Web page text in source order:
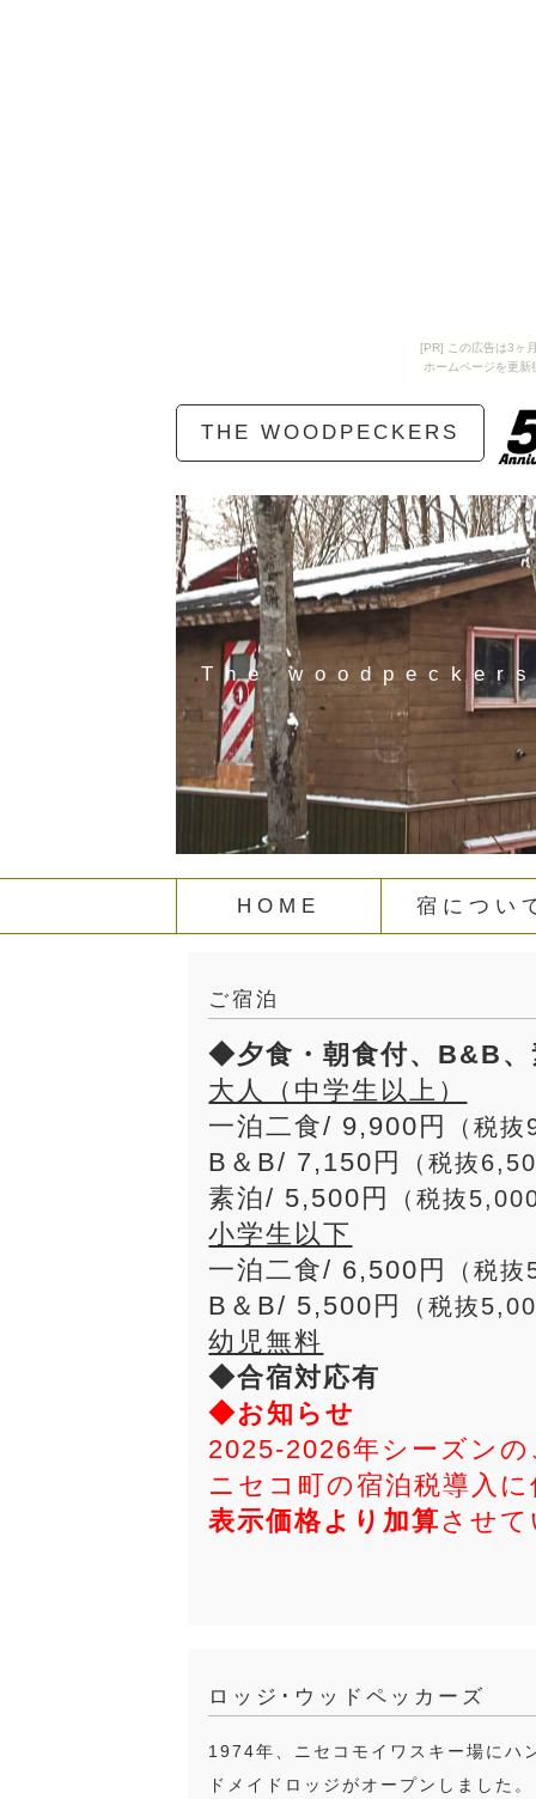
[PR] この広告は3ヶ
ホームページを更
THE WOODPECKERS
The
HOME 宿につい
ご宿泊
◆夕食・朝食付、B&B
大人（中学生以上）
一泊二食/ 9,900円
（税
B＆B/ 7,150円 （税抜
素泊/ 5,500円 （税抜
小学生以下
一泊二食/ 6,500円
（税
B＆B/ 5,500円 （税抜
幼児無料
◆合宿対応有
◆お知らせ
2025-2026年シーズン
ニセコ町の宿泊税導入
表示価格より加算 させ
ロッジ･ウッドペッカーズ
1974年、ニセコモイワスキー場にハ
ドメイドロッジがオープンしました。